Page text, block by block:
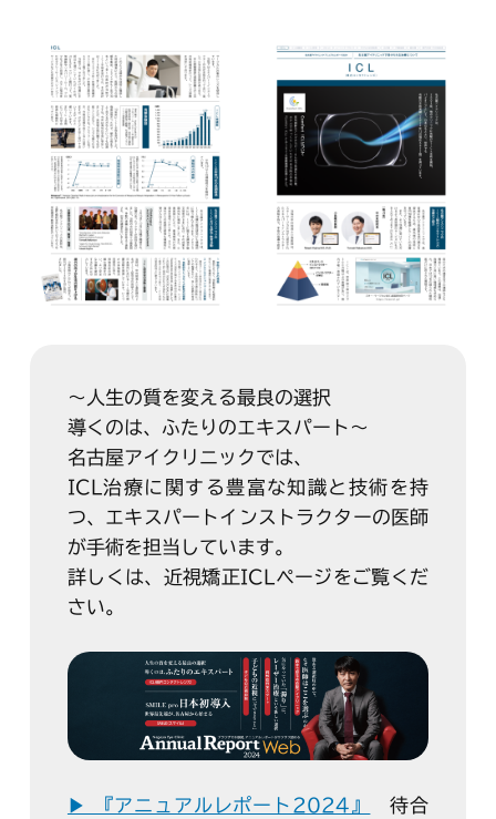
～人生の質を変える最良の選択
導くのは、ふたりのエキスパート～
名古屋アイクリニックでは、
ICL治療に関する豊富な知識と技術を持
つ、エキスパートインストラクターの医師
が手術を担当しています。
詳しくは、近視矯正ICLページをご覧くだ
さい。
▶ 『アニュアルレポート2024』
待合